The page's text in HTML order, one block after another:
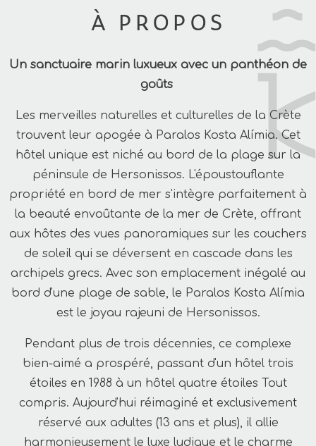
À PROPOS
Un sanctuaire marin luxueux avec un panthéon de
goûts
Les merveilles naturelles et culturelles de la Crète
trouvent leur apogée à Paralos Kosta Alímia. Cet
hôtel unique est niché au bord de la plage sur la
péninsule de Hersonissos. L'époustouflante
propriété en bord de mer s'intègre parfaitement à
la beauté envoûtante de la mer de Crète, offrant
aux hôtes des vues panoramiques sur les couchers
de soleil qui se déversent en cascade dans les
archipels grecs. Avec son emplacement inégalé au
bord d'une plage de sable, le Paralos Kosta Alímia
est le joyau rajeuni de Hersonissos.
Pendant plus de trois décennies, ce complexe
bien-aimé a prospéré, passant d'un hôtel trois
étoiles en 1988 à un hôtel quatre étoiles Tout
compris. Aujourd'hui réimaginé et exclusivement
réservé aux adultes (13 ans et plus), il allie
harmonieusement le luxe ludique et le charme